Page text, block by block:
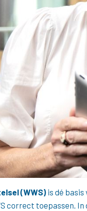
(WWS) is dé
correct toepassen.